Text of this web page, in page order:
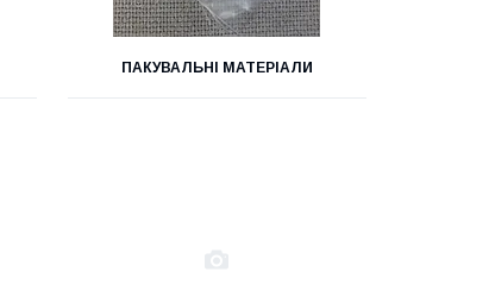
ПАКУВАЛЬНІ МАТЕРІАЛИ